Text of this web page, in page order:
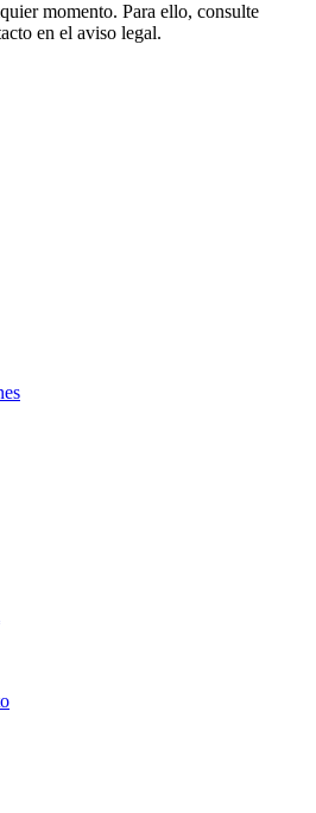
momento. Para ello, consulte
en el aviso legal.